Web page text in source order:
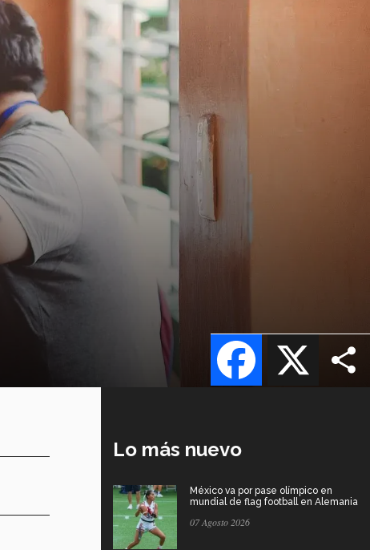
X
Facebook
Lo más nuevo
México va por pase olímpico en
mundial de flag football en Alemania
07 Agosto 2026